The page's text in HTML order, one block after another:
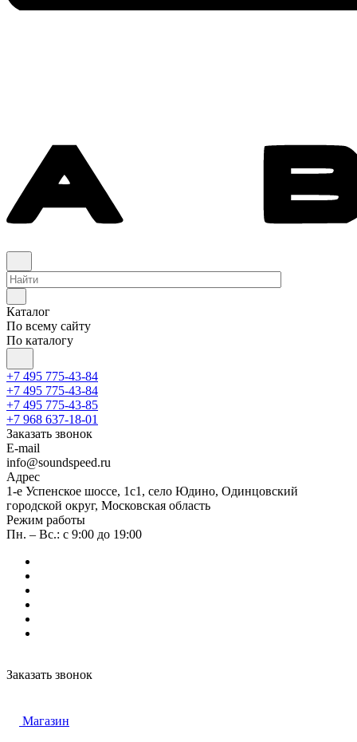
Каталог
По всему сайту
По каталогу
+7 495 775-43-84
+7 495 775-43-84
+7 495 775-43-85
+7 968 637-18-01
Заказать звонок
E-mail
info@soundspeed.ru
Адрес
1-е Успенское шоссе, 1с1, село Юдино, Одинцовский
городской округ, Московская область
Режим работы
Пн. – Вс.: с 9:00 до 19:00
Заказать звонок
Магазин